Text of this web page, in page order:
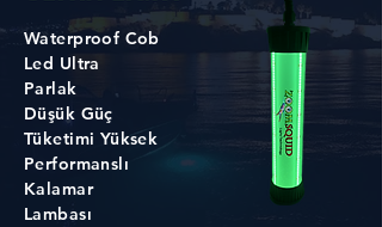
Waterproof Cob
Led Ultra
Parlak
Düşük Güç
Tüketimi Yüksek
Performanslı
Kalamar
Lambası